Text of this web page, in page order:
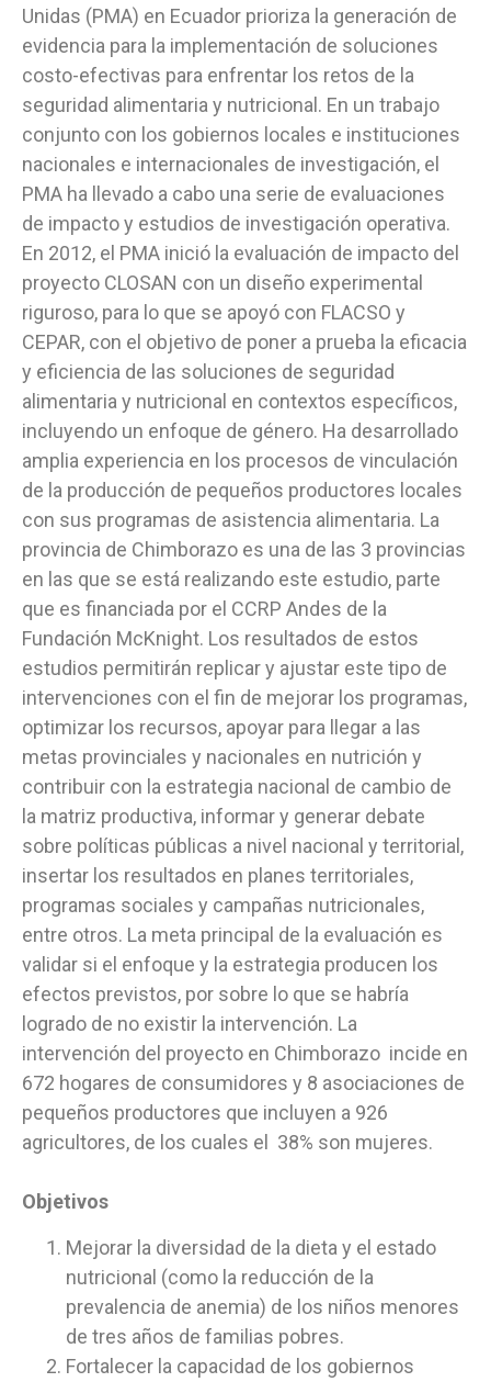
Unidas (PMA) en Ecuador prioriza la generación de
evidencia para la implementación de soluciones
costo-efectivas para enfrentar los retos de la
seguridad alimentaria y nutricional. En un trabajo
conjunto con los gobiernos locales e instituciones
nacionales e internacionales de investigación, el
PMA ha llevado a cabo una serie de evaluaciones
de impacto y estudios de investigación operativa.
En 2012, el PMA inició la evaluación de impacto del
proyecto CLOSAN con un diseño experimental
riguroso, para lo que se apoyó con FLACSO y
CEPAR, con el objetivo de poner a prueba la eficacia
y eficiencia de las soluciones de seguridad
alimentaria y nutricional en contextos específicos,
incluyendo un enfoque de género. Ha desarrollado
amplia experiencia en los procesos de vinculación
de la producción de pequeños productores locales
con sus programas de asistencia alimentaria. La
provincia de Chimborazo es una de las 3 provincias
en las que se está realizando este estudio, parte
que es financiada por el CCRP Andes de la
Fundación McKnight. Los resultados de estos
estudios permitirán replicar y ajustar este tipo de
intervenciones con el fin de mejorar los programas,
optimizar los recursos, apoyar para llegar a las
metas provinciales y nacionales en nutrición y
contribuir con la estrategia nacional de cambio de
la matriz productiva, informar y generar debate
sobre políticas públicas a nivel nacional y territorial,
insertar los resultados en planes territoriales,
programas sociales y campañas nutricionales,
entre otros. La meta principal de la evaluación es
validar si el enfoque y la estrategia producen los
efectos previstos, por sobre lo que se habría
logrado de no existir la intervención. La
intervención del proyecto en Chimborazo incide en
672 hogares de consumidores y 8 asociaciones de
pequeños productores que incluyen a 926
agricultores, de los cuales el 38% son mujeres.
Objetivos
Mejorar la diversidad de la dieta y el estado
nutricional (como la reducción de la
prevalencia de anemia) de los niños menores
de tres años de familias pobres.
Fortalecer la capacidad de los gobiernos